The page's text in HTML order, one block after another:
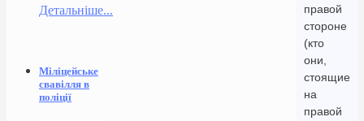
правой
стороне
(кто
они,
стоящие
на
правой
Детальніше...
Міліцейське
свавілля в
поліції